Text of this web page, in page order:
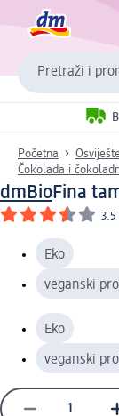
Pretraži i
Početna
Čokolada i
dmBioFina
3.5
Eko
veganski
Eko
veganski